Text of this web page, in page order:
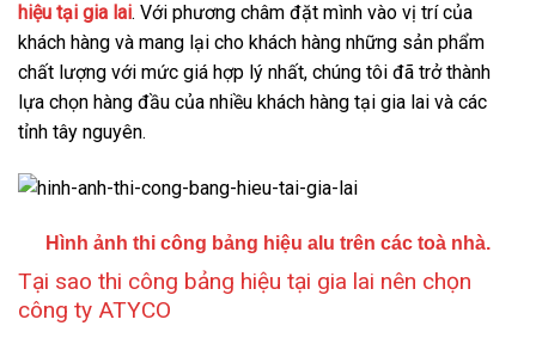
hiệu tại gia lai. Với phương châm đặt mình vào vị trí của
khách hàng và mang lại cho khách hàng những sản phẩm
chất lượng với mức giá hợp lý nhất, chúng tôi đã trở thành
lựa chọn hàng đầu của nhiều khách hàng tại gia lai và các
tỉnh tây nguyên.
Hình ảnh thi công bảng hiệu alu trên các toà nhà.
Tại sao thi công bảng hiệu tại gia lai nên chọn
công ty ATYCO